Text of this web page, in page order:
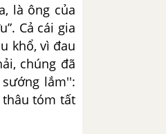
là ông của
Cả cái gia
khổ, vì đau
chúng đã
lắm'':
thâu tóm tất